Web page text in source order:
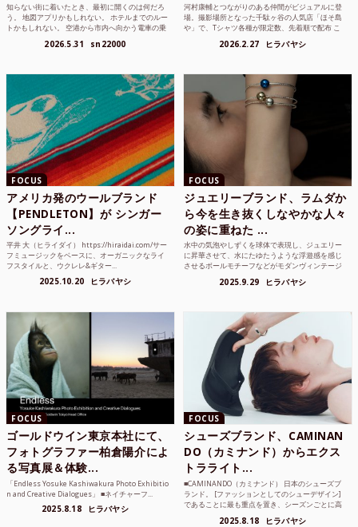
知らない街に着いたとき、最初に開くのは何だろ
う。 地図アプリかもしれない。 ホテルまでのルー
トかもしれない。 空港から市内へ向かう電車の乗
2026.5.31 sn22000
河村康輔とつながりのある仲間がビジュアルに登
場。撮影場所となった千駄ヶ谷の人気店「ほそ島
や」で、Tシャツ各種が限定数、先着順で配布 こ
2026.2.27 ヒラバヤシ
FOCUS
アメリカ発のウールブランド
【PENDLETON】が シンガー
ソングライ...
平井 大（ヒライダイ） https://hiraidai.com/サー
フミュージックをベースに、オーガニックなライ
フスタイルと、ウクレレ&ギター...
2025.10.20 ヒラバヤシ
FOCUS
ジュエリーブランド、ラムダか
ら今を生き抜くしなやかな人々
の姿に重ねた ...
水中の気泡やしずくを球体で表現し、ジュエリー
に昇華させて、水にたゆたうような浮遊感を感じ
させるボールモチーフなどがモダンヴィンテージ
2025.9.29 ヒラバヤシ
FOCUS
ゴールドウイン東京本社にて、
フォトグラファー柏倉陽介によ
る写真展＆体験...
「Endless Yosuke Kashiwakura Photo Exhibitio
n and Creative Dialogues」 ■ネイチャーフ...
2025.8.18 ヒラバヤシ
FOCUS
シューズブランド、CAMINAN
DO（カミナンド）からエクス
トラライト...
■CAMINANDO（カミナンド） 日本のシューズブ
ランド。 [ファッションとしてのシューデザイン]
であることに最も重点を置き、シーズンごとに高
2025.8.18 ヒラバヤシ